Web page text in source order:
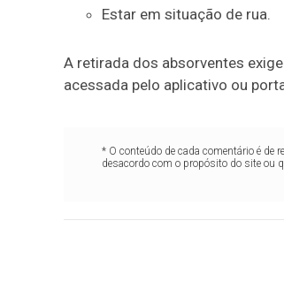
Estar em situação de rua.
A retirada dos absorventes
acessada pelo aplicativo ou
* O conteúdo de cada comentário é de
desacordo com o propósito do site ou